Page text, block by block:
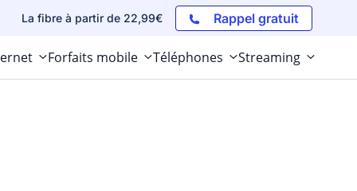
La fibre à partir de 22,99€ Rappel gratuit
Forfaits mobile Téléphones Streaming